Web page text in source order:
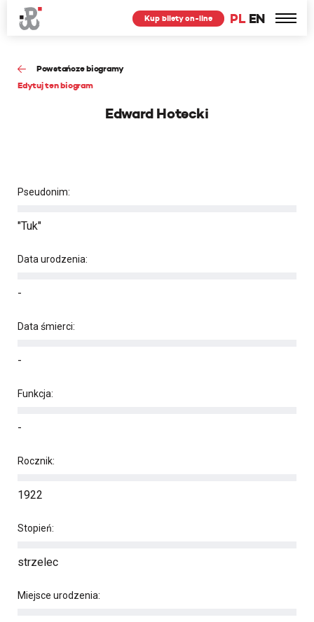
PL EN
Kup bilety on-line
Powstańcze biogramy
Edytuj ten biogram
Edward Hotecki
Pseudonim:
"Tuk"
Data urodzenia:
-
Data śmierci:
-
Funkcja:
-
Rocznik:
1922
Stopień:
strzelec
Miejsce urodzenia: